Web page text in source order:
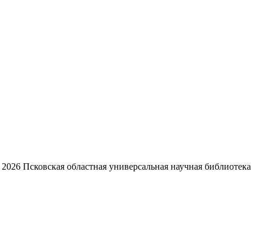
2026 Псковская областная универсальная научная библиотека